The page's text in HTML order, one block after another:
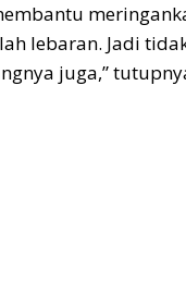
lebaran. Jadi
juga,”